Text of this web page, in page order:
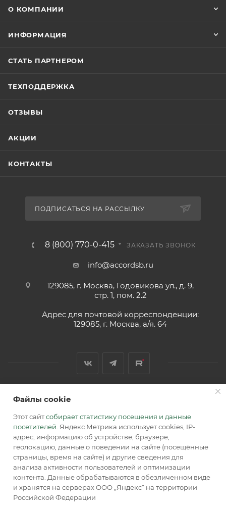
О КОМПАНИИ
ИНФОРМАЦИЯ
СТАТЬ ПАРТНЕРОМ
ТЕХПОДДЕРЖКА
ОТЗЫВЫ
АКЦИИ
КОНТАКТЫ
ПОДПИСАТЬСЯ НА РАССЫЛКУ
8 (800) 770-0-415 ЗАКАЗАТЬ ЗВОНОК
info@accordsb.ru
129085, г. Москва, Годовикова ул., д. 9,
стр. 1, пом. 2.2
Адрес для почтовой корреспонденции:
129085, г. Москва, а/я. 64
2026 © Обращаем Ваше внимание на то, что вся
информация, размещенная на сайте, носит
информационный характер и не является публичной
офертой, определяемой положениями Статьи 437 (2) ГК РФ.
Файлы cookie
Этот сайтсобирает статистику посещения и данные
посетителей . Яндекс Метрика использует cookies, IP-
адрес, информацию об устройстве, браузере,
геолокацию, данные о поведении на сайте (посещённые
страницы, время на сайте) и другие сведения для
анализа активности пользователей и оптимизации
контента. Данные обрабатываются в обезличенном виде
и хранятся на серверах ООО „Яндекс“ на территории
Российской Федерации